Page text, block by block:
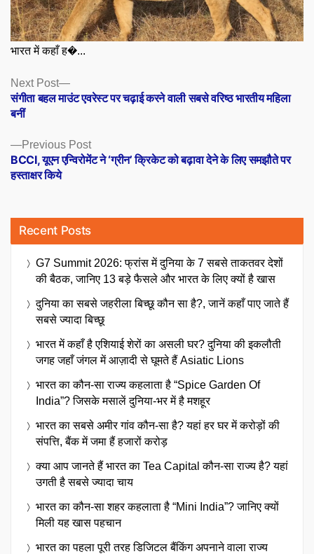
भारत में कहाँ ह�...
Posts
navigation
Previous PostPrevious
post:
BCCI, यूएन एन्विरोमेंट ने ‘ग्रीन’ क्रिकेट को बढ़ावा देने के लिए समझौते पर
हस्ताक्षर किये
Next Post
Next
post:
संगीता बहल माउंट एवरेस्ट पर चढ़ाई करने वाली सबसे वरिष्ठ भारतीय महिला
बनीं
Recent Posts
G7 Summit 2026: फ्रांस में दुनिया के 7 सबसे ताकतवर देशों
की बैठक, जानिए 13 बड़े फैसले और भारत के लिए क्यों है खास
दुनिया का सबसे जहरीला बिच्छू कौन सा है?, जानें कहाँ पाए जाते हैं
सबसे ज्यादा बिच्छू
भारत में कहाँ है एशियाई शेरों का असली घर? दुनिया की इकलौती
जगह जहाँ जंगल में आज़ादी से घूमते हैं Asiatic Lions
भारत का कौन-सा राज्य कहलाता है “Spice Garden Of
India”? जिसके मसालें दुनिया-भर में है मशहूर
भारत का सबसे अमीर गांव कौन-सा है? यहां हर घर में करोड़ों की
संपत्ति, बैंक में जमा हैं हजारों करोड़
क्या आप जानते हैं भारत का Tea Capital कौन-सा राज्य है? यहां
उगती है सबसे ज्यादा चाय
भारत का कौन-सा शहर कहलाता है “Mini India”? जानिए क्यों
मिली यह खास पहचान
भारत का पहला पूरी तरह डिजिटल बैंकिंग अपनाने वाला राज्य